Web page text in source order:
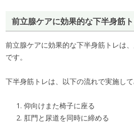
前立腺ケアに効果的な下半身筋
前立腺ケアに効果的な下半身筋トレは
です。
下半身筋トレは、以下の流れで実施して
仰向けまた椅子に座る
肛門と尿道を同時に締める